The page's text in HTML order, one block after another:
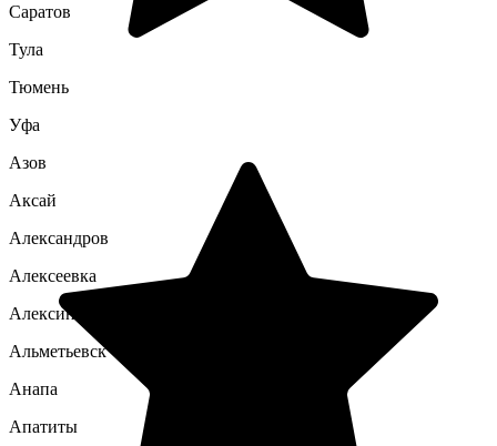
Саратов
Тула
Тюмень
Уфа
Азов
Аксай
Александров
Алексеевка
Алексин
Альметьевск
Анапа
Апатиты